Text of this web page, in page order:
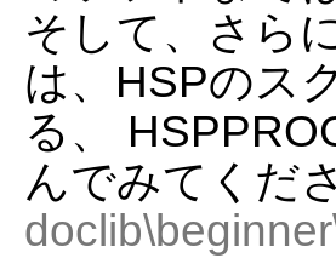
そして、さら
は、HSPのス
る、
んでみてくだ